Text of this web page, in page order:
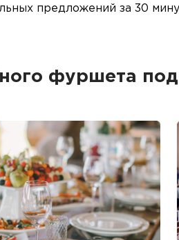
предложений за 30
фуршета